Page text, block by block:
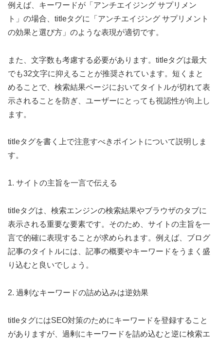
例えば、キーワードが「アンチエイジング サプリメン
ト」の場合、titleタグに「アンチエイジング サプリメント
の効果と選び方」のような表現が適切です。
また、文字数も考慮する必要があります。titleタグは最大
でも32文字に抑えることが推奨されています。短くまと
めることで、検索結果ページにおいてタイトルが切れて表
示されることを防ぎ、ユーザーにとっても視認性が向上し
ます。
titleタグを書く上で注意すべきポイントについて説明しま
す。
1. サイトの主旨を一言で伝える
titleタグは、検索エンジンの検索結果やブラウザのタブに
表示される重要な要素です。そのため、サイトの主旨を一
言で的確に表現することが求められます。例えば、ブログ
記事のタイトルには、記事の概要やキーワードをうまく盛
り込むと良いでしょう。
2. 過剰なキーワードの詰め込みは逆効果
titleタグにはSEO対策のためにキーワードを登録すること
がありますが、過剰にキーワードを詰め込むと逆に検索エ